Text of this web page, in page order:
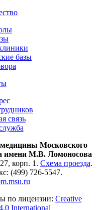
базы
связь
Московского
имени М.В. Ломоносова
корп. 1. Схема проезда.
(499) 726-5547.
по лицензии: Creative
International